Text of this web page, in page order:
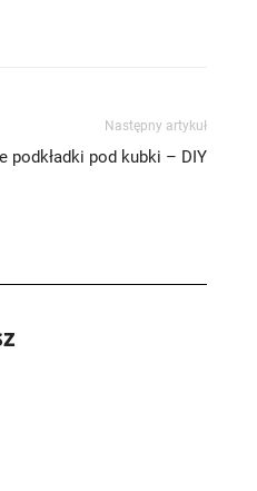
Następny artykuł
podkładki pod kubki – DIY